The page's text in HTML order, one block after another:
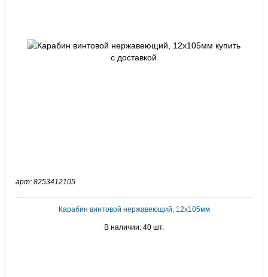
арт: 8253412105
Карабин винтовой нержавеющий, 12х105мм
В наличии: 40 шт.